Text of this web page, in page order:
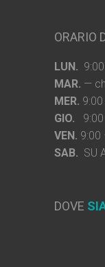
ORARIO
LUN.
MAR. —
MER.
GIO. 9:00
VEN. 9:00
SAB. SU
DOVE